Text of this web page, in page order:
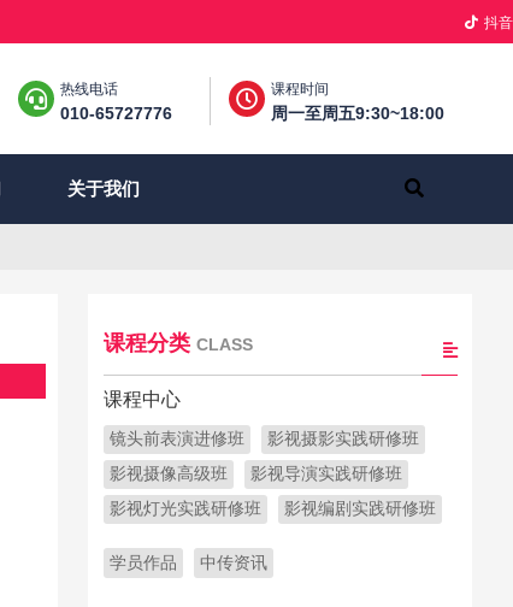
抖音
热线电话
010-65727776
课程时间
周一至周五9:30~18:00
关于我们
课程分类 CLASS
课程中心
镜头前表演进修班
影视摄影实践研修班
影视摄像高级班
影视导演实践研修班
影视灯光实践研修班
影视编剧实践研修班
学员作品 中传资讯